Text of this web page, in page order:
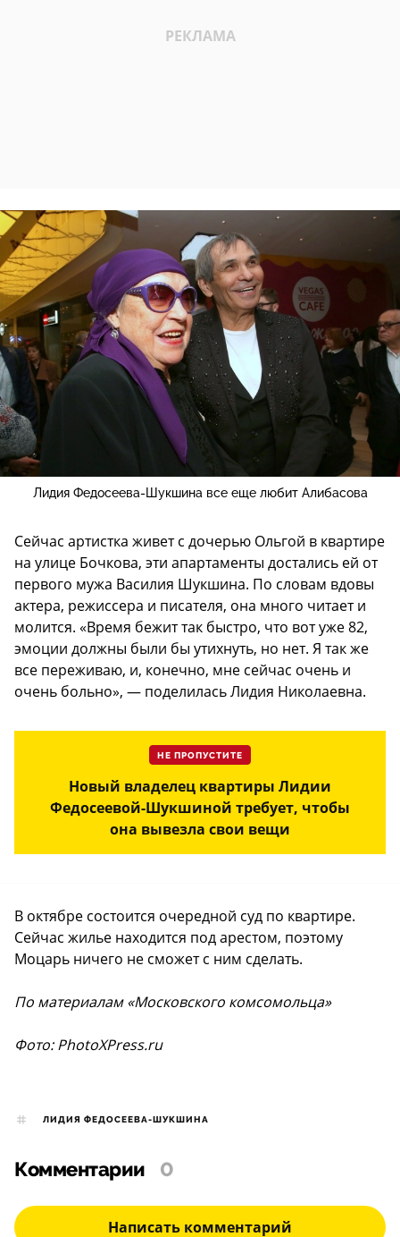
Лидия Федосеева-Шукшина все еще любит Алибасова
Сейчас артистка живет с дочерью Ольгой в квартире
на улице Бочкова, эти апартаменты достались ей от
первого мужа Василия Шукшина. По словам вдовы
актера, режиссера и писателя, она много читает и
молится. «Время бежит так быстро, что вот уже 82,
эмоции должны были бы утихнуть, но нет. Я так же
все переживаю, и, конечно, мне сейчас очень и
очень больно», — поделилась Лидия Николаевна.
НЕ ПРОПУСТИТЕ
Новый владелец квартиры Лидии
Федосеевой-Шукшиной требует, чтобы
она вывезла свои вещи
В октябре состоится очередной суд по квартире.
Сейчас жилье находится под арестом, поэтому
Моцарь ничего не сможет с ним сделать.
По материалам «Московского комсомольца»
Фото: PhotoXPress.ru
ЛИДИЯ ФЕДОСЕЕВА-ШУКШИНА
Комментарии 0
Написать комментарий